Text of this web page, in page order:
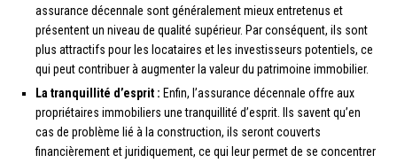
assurance décennale sont généralement mieux entretenus et
présentent un niveau de qualité supérieur. Par conséquent, ils sont
plus attractifs pour les locataires et les investisseurs potentiels, ce
qui peut contribuer à augmenter la valeur du patrimoine immobilier.
La tranquillité d’esprit : Enfin, l’assurance décennale offre aux
propriétaires immobiliers une tranquillité d’esprit. Ils savent qu’en
cas de problème lié à la construction, ils seront couverts
financièrement et juridiquement, ce qui leur permet de se concentrer